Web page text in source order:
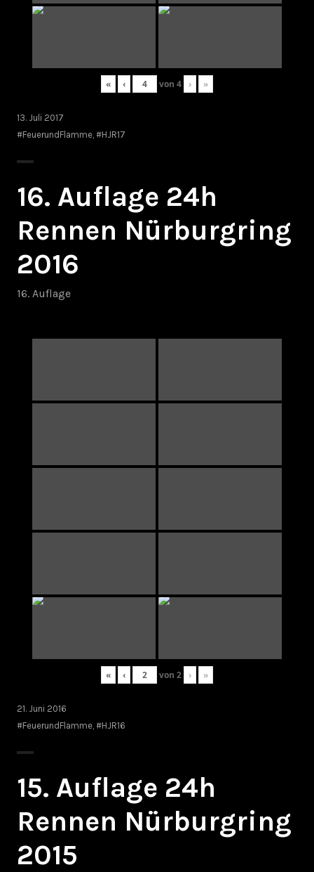
« ‹ von 4 › »
13. Juli 2017
#FeuerundFlamme #HJR17
16. Auflage 24h
Rennen Nürburgring
2016
16. Auflage
« ‹ von 2 › »
21. Juni 2016
#FeuerundFlamme #HJR16
15. Auflage 24h
Rennen Nürburgring
2015